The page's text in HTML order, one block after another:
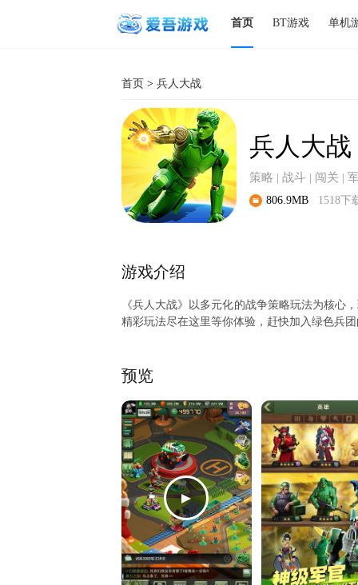
首页 BT游戏 单机
首页 > 兵人大战
兵人大战
策略 | 战斗 | 闯关 |
806.9MB 1518下
游戏介绍
《兵人大战》以多元化的战争策略玩法为核心
精彩玩法尽在这里等你体验，赶快加入绿色兵
预览